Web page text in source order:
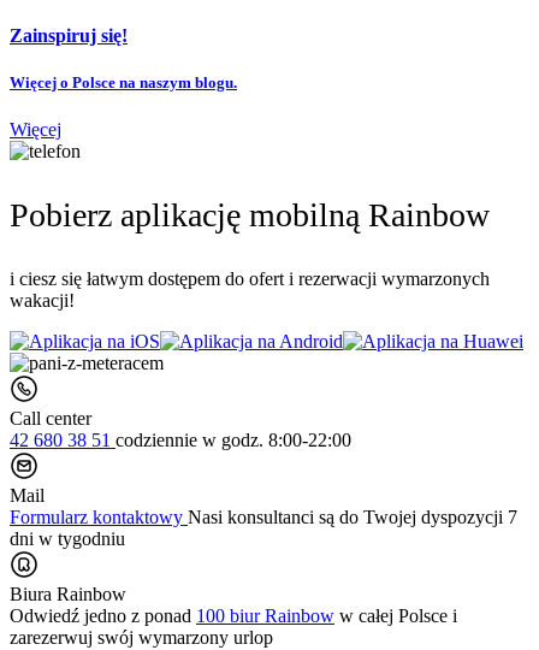
Zainspiruj się!
Więcej o Polsce na naszym blogu.
Więcej
Pobierz aplikację mobilną Rainbow
i ciesz się łatwym dostępem do ofert i rezerwacji wymarzonych
wakacji!
Call center
42 680 38 51 codziennie w godz. 8:00-22:00
Mail
Formularz kontaktowy Nasi konsultanci są do Twojej dyspozycji 7
dni w tygodniu
Biura Rainbow
Odwiedź jedno z ponad 100 biur Rainbow w całej Polsce i
zarezerwuj swój wymarzony urlop